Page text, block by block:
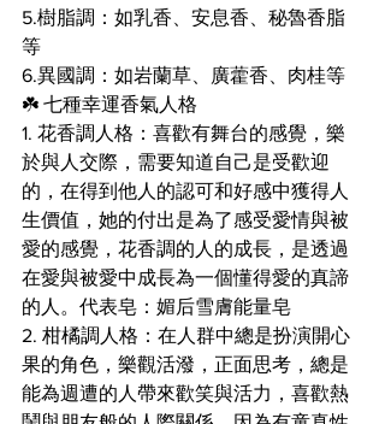
5.樹脂調：如乳香、安息香、秘魯香脂
等
6.異國調：如岩蘭草、廣藿香、肉桂等
☘️ 七種幸運香氣人格
1. 花香調人格：喜歡有舞台的感覺，樂
於與人交際，需要知道自己是受歡迎
的，在得到他人的認可和好感中獲得人
生價值，她的付出是為了感受愛情與被
愛的感覺，花香調的人的成長，是透過
在愛與被愛中成長為一個懂得愛的真諦
的人。代表皂：媚后雪膚能量皂
2. 柑橘調人格：在人群中總是扮演開心
果的角色，樂觀活潑，正面思考，總是
能為週遭的人帶來歡笑與活力，喜歡熱